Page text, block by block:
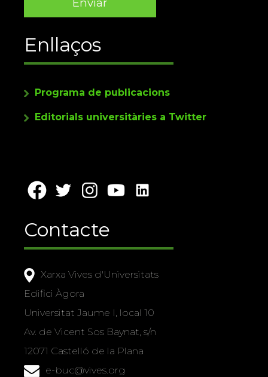
Enllaços
Programa de publicacions
Editorials universitàries a Twitter
Contacte
Xarxa Vives d'Universitats
Edifici Àgora
Universitat Jaume I, local 10
Av. de Vicent Sos Baynat, s/n
12071 Castelló de la Plana
e-buc@vives.org